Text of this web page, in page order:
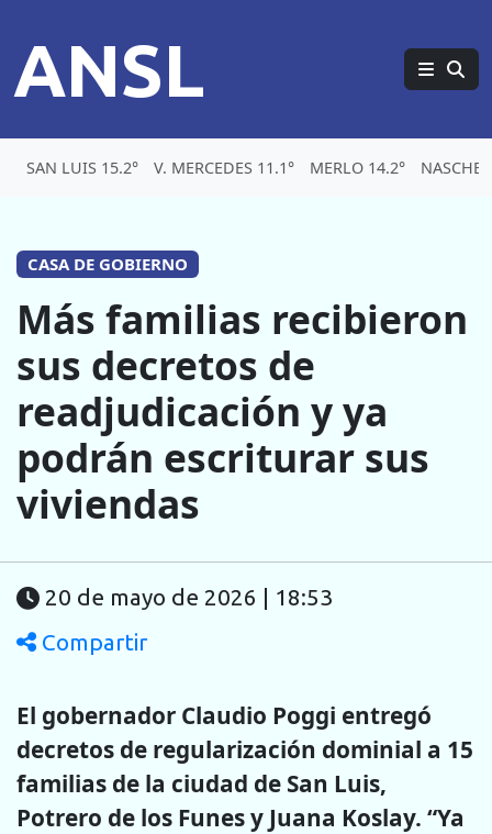
ANSL
SAN LUIS 15.2° V. MERCEDES 11.1° MERLO 14.2°
CASA DE GOBIERNO
Más familias recibieron
sus decretos de
readjudicación y ya
podrán escriturar sus
viviendas
20 de mayo de 2026 | 18:53
Compartir
El gobernador Claudio Poggi entregó
decretos de regularización dominial a 15
familias de la ciudad de San Luis,
Potrero de los Funes y Juana Koslay. “Ya